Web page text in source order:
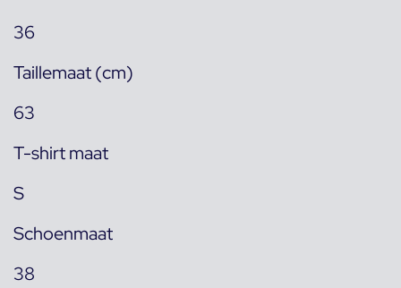
36
Taillemaat (cm)
63
T-shirt maat
S
Schoenmaat
38